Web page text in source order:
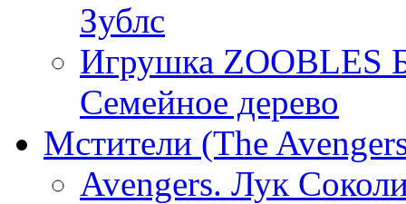
Зублс
Игрушка ZOOBLES
Семейное дерево
Мстители (The
Avengers. Лук